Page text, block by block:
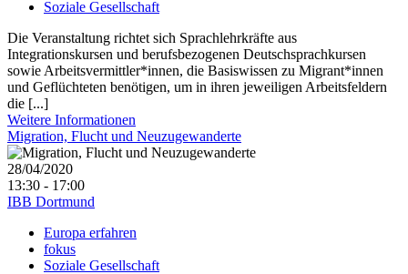
Soziale Gesellschaft
Die Veranstaltung richtet sich Sprachlehrkräfte aus
Integrationskursen und berufsbezogenen Deutschsprachkursen
sowie Arbeitsvermittler*innen, die Basiswissen zu Migrant*innen
und Geflüchteten benötigen, um in ihren jeweiligen Arbeitsfeldern
die [...]
Weitere Informationen
Migration, Flucht und Neuzugewanderte
28/04/2020
13:30 - 17:00
IBB Dortmund
Europa erfahren
fokus
Soziale Gesellschaft